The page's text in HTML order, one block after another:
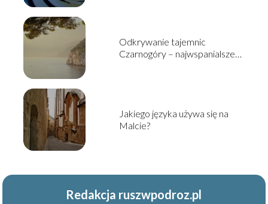
Odkrywanie tajemnic
Czarnogóry – najwspanialsze
Jakiego języka używa się na
Malcie?
Redakcja ruszwpodroz.pl